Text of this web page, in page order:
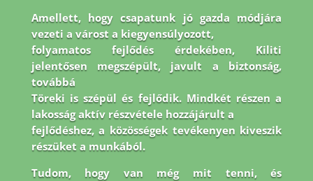
Amellett, hogy csapatunk jó gazda módjára
vezeti a várost a kiegyensúlyozott,
folyamatos fejlődés érdekében, Kiliti
jelentősen megszépült, javult a biztonság,
továbbá
Töreki is szépül és fejlődik. Mindkét részen a
lakosság aktív részvétele hozzájárult a
fejlődéshez, a közösségek tevékenyen kiveszik
részüket a munkából.
Tudom, hogy van még mit tenni, és